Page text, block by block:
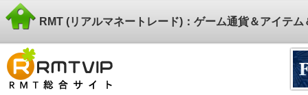
RMT (リアルマネートレード)：ゲーム通貨＆アイテ